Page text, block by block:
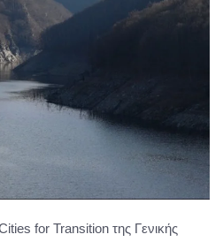
for Transition της Γενικής